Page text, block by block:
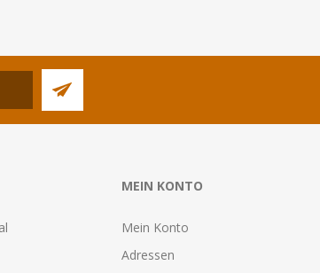
MEIN KONTO
Mein Konto
Adressen